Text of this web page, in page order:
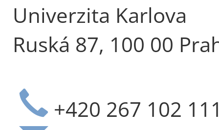
Univerzita Karlova
Ruská 87, 100 00
+420 267 102